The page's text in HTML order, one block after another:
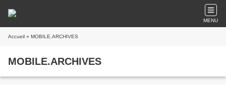
MENU
Accueil » MOBILE.ARCHIVES
MOBILE.ARCHIVES